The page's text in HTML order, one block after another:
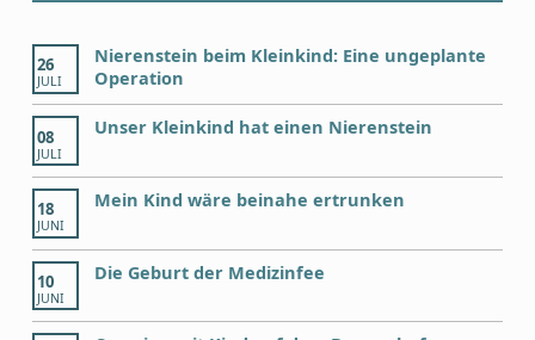
26
JULI
Nierenstein beim Kleinkind: Eine ungeplante
Operation
08
JULI
Unser Kleinkind hat einen Nierenstein
18
JUNI
Mein Kind wäre beinahe ertrunken
10
JUNI
Die Geburt der Medizinfee